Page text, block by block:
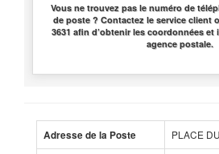
Vous ne trouvez pas le numéro de
de poste ? Contactez le service client
3631 afin d’obtenir les coordonnées
agence postale.
Adresse de la Poste PLACE